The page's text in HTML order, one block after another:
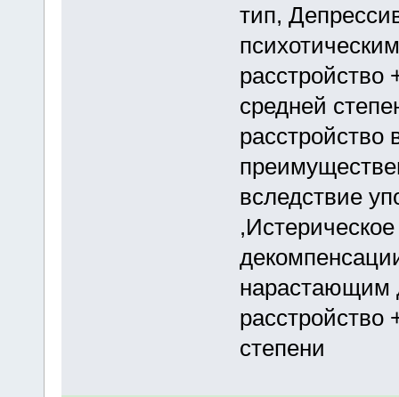
тип,
расстройство
средней
расстройство
вследствие
нарастающим
расстройство
степени